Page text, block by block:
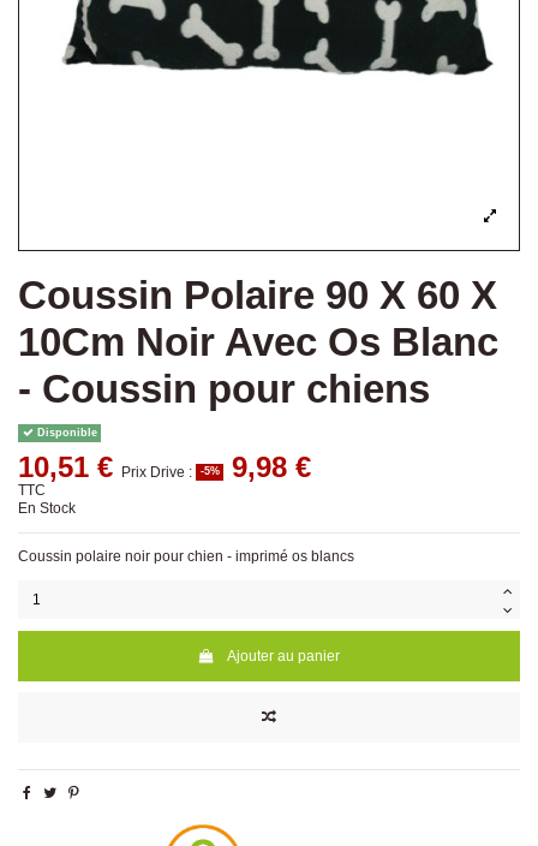
Coussin Polaire 90 X 60 X
10Cm Noir Avec Os Blanc
- Coussin pour chiens
Disponible
10,51 € Prix Drive : -5% 9,98 €
TTC
En Stock
Coussin polaire noir pour chien - imprimé os blancs
Ajouter au panier